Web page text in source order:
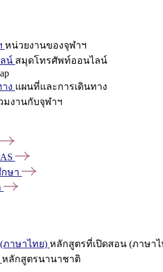
หน่วยงานของจุฬาฯ
น์ สมุดโทรศัพท์ออนไลน์
ง แผนที่และการเดินทาง
มงานกับจุฬาฯ
ษา
ภาษาไทย) หลักสูตรที่เปิดสอน (ภาษาไ
หลักสูตรนานาชาติ